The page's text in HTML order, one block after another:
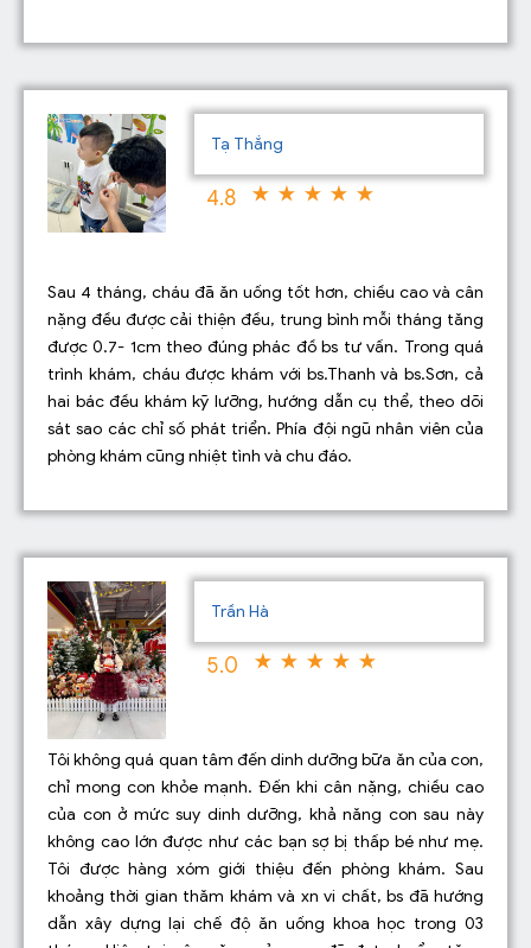
Tạ Thắng
4.8
Sau 4 tháng, cháu đã ăn uống tốt hơn, chiều cao và cân
nặng đều được cải thiện đều, trung bình mỗi tháng tăng
được 0.7- 1cm theo đúng phác đồ bs tư vấn. Trong quá
trình khám, cháu được khám với bs.Thanh và bs.Sơn, cả
hai bác đều khám kỹ lưỡng, hướng dẫn cụ thể, theo dõi
sát sao các chỉ số phát triển. Phía đội ngũ nhân viên của
phòng khám cũng nhiệt tình và chu đáo.
Trần Hà
5.0
Tôi không quá quan tâm đến dinh dưỡng bữa ăn của con,
chỉ mong con khỏe mạnh. Đến khi cân nặng, chiều cao
của con ở mức suy dinh dưỡng, khả năng con sau này
không cao lớn được như các bạn sợ bị thấp bé như mẹ.
Tôi được hàng xóm giới thiệu đến phòng khám. Sau
khoảng thời gian thăm khám và xn vi chất, bs đã hướng
dẫn xây dựng lại chế độ ăn uống khoa học trong 03